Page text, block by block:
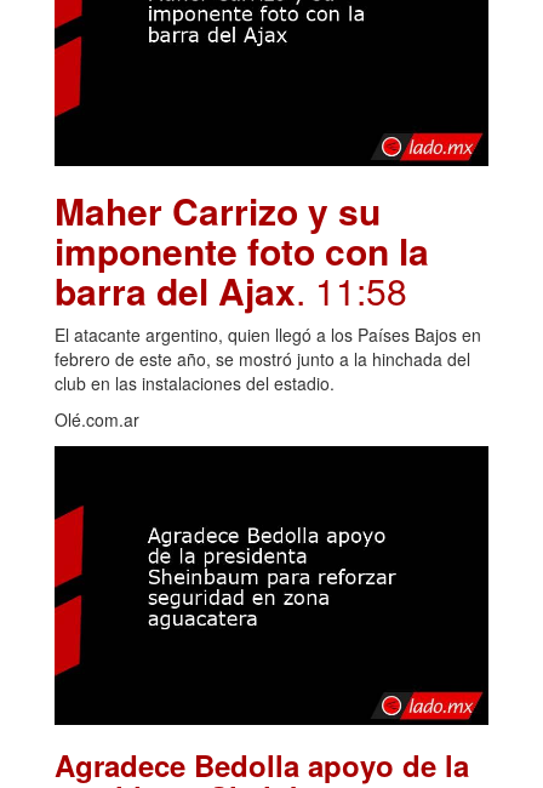
Maher Carrizo y su
imponente foto con la
barra del Ajax. 11:58
El atacante argentino, quien llegó a los Países Bajos en
febrero de este año, se mostró junto a la hinchada del
club en las instalaciones del estadio.
Olé.com.ar
Agradece Bedolla apoyo de la